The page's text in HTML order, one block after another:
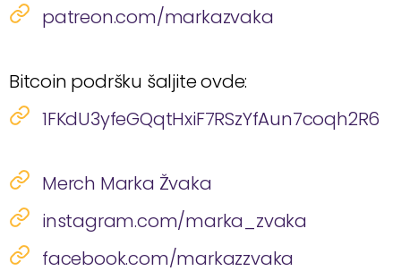
patreon.com/markazvaka
Bitcoin podršku šaljite ovde:
1FKdU3yfeGQqtHxiF7RSzYfAun7coqh2R6
Merch Marka Žvaka
instagram.com/marka_zvaka
facebook.com/markazzvaka